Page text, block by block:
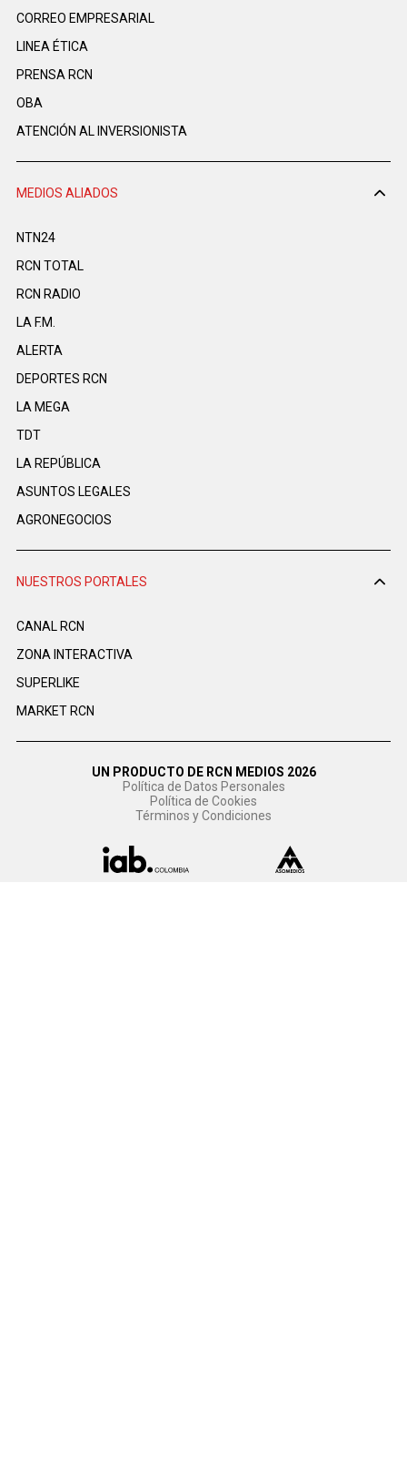
CORREO EMPRESARIAL
LINEA ÉTICA
PRENSA RCN
OBA
ATENCIÓN AL INVERSIONISTA
MEDIOS ALIADOS
NTN24
RCN TOTAL
RCN RADIO
LA F.M.
ALERTA
DEPORTES RCN
LA MEGA
TDT
LA REPÚBLICA
ASUNTOS LEGALES
AGRONEGOCIOS
NUESTROS PORTALES
CANAL RCN
ZONA INTERACTIVA
SUPERLIKE
MARKET RCN
UN PRODUCTO DE RCN MEDIOS 2026
Política de Datos Personales
Política de Cookies
Términos y Condiciones